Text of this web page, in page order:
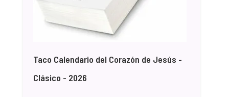
Taco Calendario del Corazón de Jesús -
Clásico - 2026